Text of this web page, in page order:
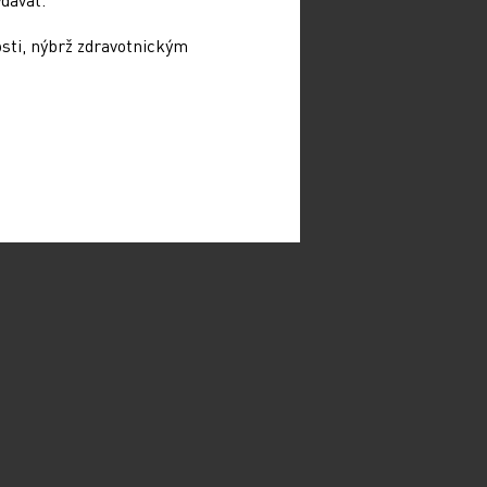
nýbrž zdravotnickým